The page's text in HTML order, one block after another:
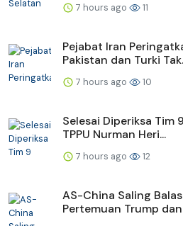
7 hours ago 11
Pejabat Iran
Pakistan dan Turki
7 hours ago 10
Selesai Diperiksa Tim
TPPU Nurman Heri...
7 hours ago 12
AS-China Saling
Pertemuan Trump dan